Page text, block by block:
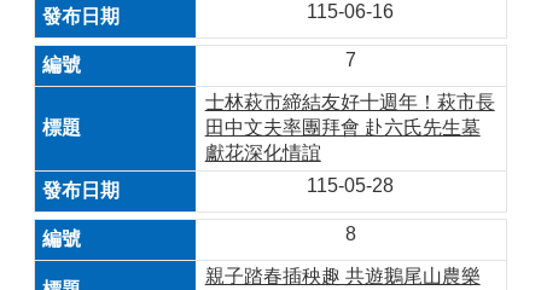
115-06-16
7
士林萩市締結友好十週年！萩市長
田中文夫率團拜會 赴六氏先生墓
獻花深化情誼
115-05-28
8
親子踏春插秧趣 共遊鵝尾山農樂